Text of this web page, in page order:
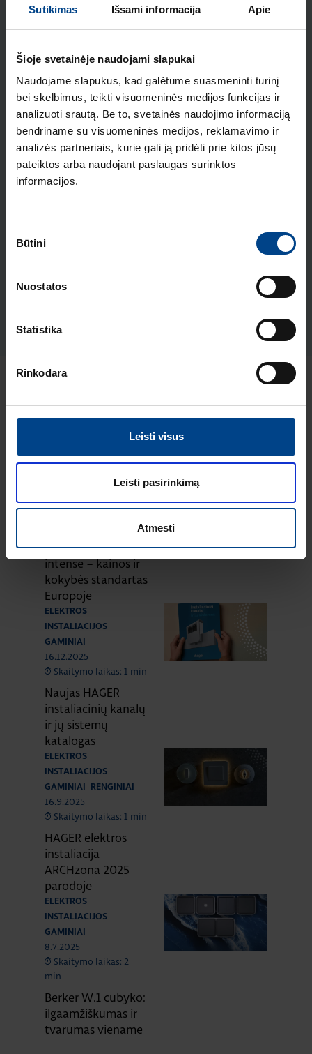
Sutikimas Išsami informacija Apie
Šioje svetainėje naudojami slapukai
Naudojame slapukus, kad galėtume suasmeninti turinį
bei skelbimus, teikti visuomeninės medijos funkcijas ir
analizuoti srautą. Be to, svetainės naudojimo informaciją
bendriname su visuomeninės medijos, reklamavimo ir
analizės partneriais, kurie gali ją pridėti prie kitos jūsų
pateiktos arba naudojant paslaugas surinktos
informacijos.
pasirinkimas
Būtini
Nuostatos
Statistika
Rinkodara
Leisti visus
Leisti pasirinkimą
Atmesti
2 NO kontaktai, Berker
Produkto kodas: 503501
WDE503503 Dviejų klavišų
mygtukas, 2NO kontaktai, įzoliuoti
įėjimo gnybtais
perjungiklis, 2-jų klavišų, Berker
mygtukas, keturi atskiri kontaktai,
Elektros instaliacijos gaminiai
INSTALIACIJOS
Skaitymo laikas: 2
HAGER lumina
intense – kainos ir
kokybės standartas
Europoje
ELEKTROS
INSTALIACIJOS
GAMINIAI
16.12.2025
Skaitymo laikas: 1 min
Naujas HAGER
instaliacinių kanalų
ir jų sistemų
katalogas
ELEKTROS
INSTALIACIJOS
GAMINIAI
RENGINIAI
16.9.2025
Skaitymo laikas: 1 min
HAGER elektros
instaliacija
ARCHzona 2025
parodoje
ELEKTROS
INSTALIACIJOS
GAMINIAI
8.7.2025
Skaitymo laikas: 2
min
Berker W.1 cubyko:
ilgaamžiškumas ir
tvarumas viename